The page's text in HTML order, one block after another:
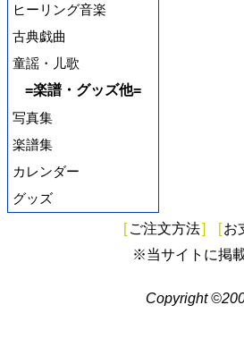
ヒーリング音楽
古典戯曲
童謡・儿歌
=楽譜・グッズ他=
写真集
楽譜集
カレンダー
グッズ
[ ご注文方法] [お
※当サイトに掲
Copyright